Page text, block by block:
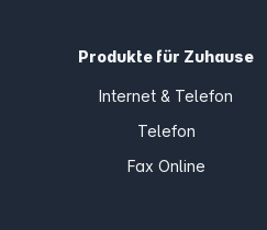
Produkte für Zuhause
Internet & Telefon
Telefon
Fax Online